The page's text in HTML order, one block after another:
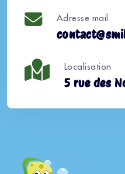
Adresse mail
Localisation
5 rue des